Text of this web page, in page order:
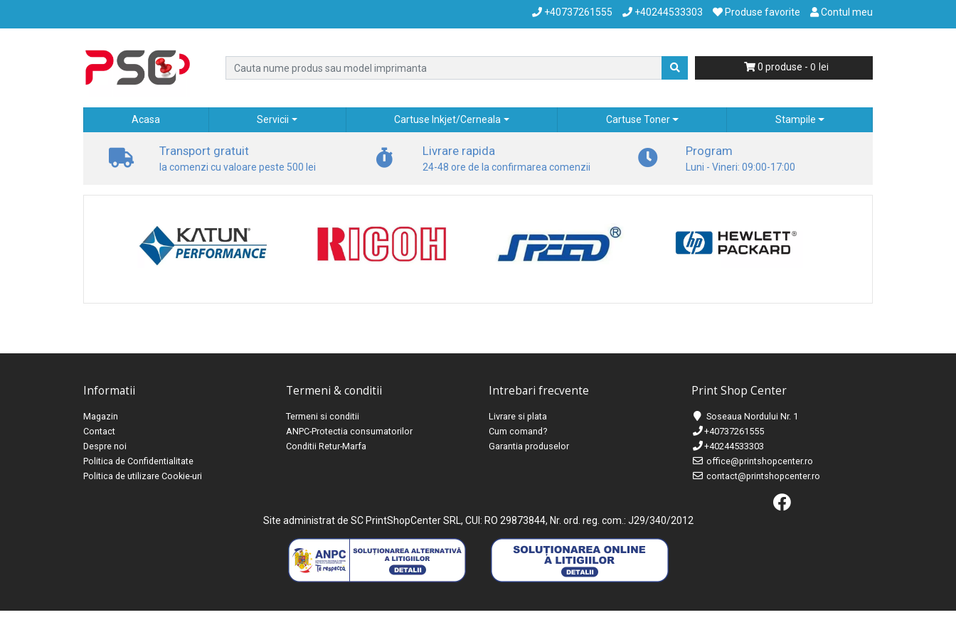
+40737261555 +40244533303 Produse favorite Contul meu
0 produse - 0
Acasa Servicii Cartuse Inkjet/Cerneala Cartuse Toner Stampile
Transport gratuit
la comenzi cu valoare peste 500 lei
Livrare rapida
24-48 ore de la confirmarea comenzii
Program
Luni - Vineri: 09:00-17:00
Informatii
Magazin
Contact
Despre noi
Politica de Confidentialitate
Politica de utilizare Cookie-uri
Termeni & conditii
Termeni si conditii
ANPC-Protectia consumatorilor
Conditii Retur-Marfa
Intrebari frecvente
Livrare si plata
Cum comand?
Garantia produselor
Print Shop Center
Soseaua Nordului Nr. 1
+40737261555
+40244533303
office@printshopcenter.ro
contact@printshopcenter.ro
Site administrat de SC PrintShopCenter SRL, CUI: RO 29873844, Nr. ord. reg. com.: J29/340/2012